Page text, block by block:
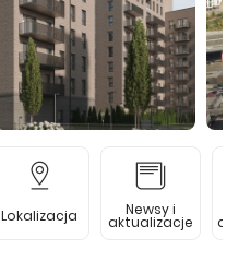
Lokalizacja Newsy i
aktualizacje